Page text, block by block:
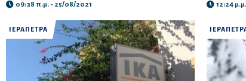
09:38 π.μ. - 25/08/2021 12:24
ΙΕΡΑΠΕΤΡΑ